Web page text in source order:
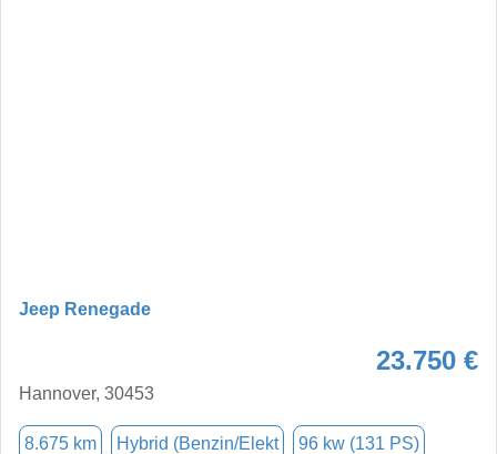
Jeep Renegade
23.750 €
Hannover, 30453
8.675 km Hybrid (Benzin/Elekt 96 kw (131 PS)